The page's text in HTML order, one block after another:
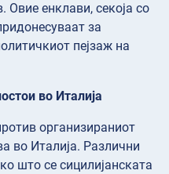
Овие енклави, секоја со
за
пејзаж на
во Италија
организираниот
во Италија. Различни
што се сицилијанската